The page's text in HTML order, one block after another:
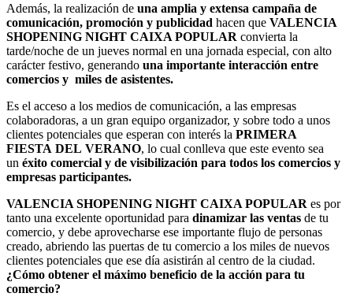
Además, la realización de una amplia y extensa campaña de
comunicación, promoción y publicidad hacen que VALENCIA
SHOPENING NIGHT CAIXA POPULAR convierta la
tarde/noche de un jueves normal en una jornada especial, con alto
carácter festivo, generando una importante interacción entre
comercios y miles de asistentes.
Es el acceso a los medios de comunicación, a las empresas
colaboradoras, a un gran equipo organizador, y sobre todo a unos
clientes potenciales que esperan con interés la PRIMERA
FIESTA DEL VERANO, lo cual conlleva que este evento sea
un éxito comercial y de visibilización para todos los comercios y
empresas participantes.
VALENCIA SHOPENING NIGHT CAIXA POPULAR es por
tanto una excelente oportunidad para dinamizar las ventas de tu
comercio, y debe aprovecharse ese importante flujo de personas
creado, abriendo las puertas de tu comercio a los miles de nuevos
clientes potenciales que ese día asistirán al centro de la ciudad.
¿Cómo obtener el máximo beneficio de la acción para tu
comercio?